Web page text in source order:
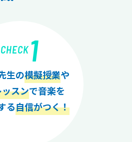
CHECK1
生の模擬授業や
スンで音楽を
る自信がつく！